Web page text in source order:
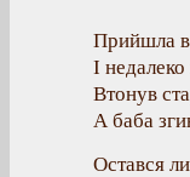
Прийшла
І
Втонув
А баба
Остався